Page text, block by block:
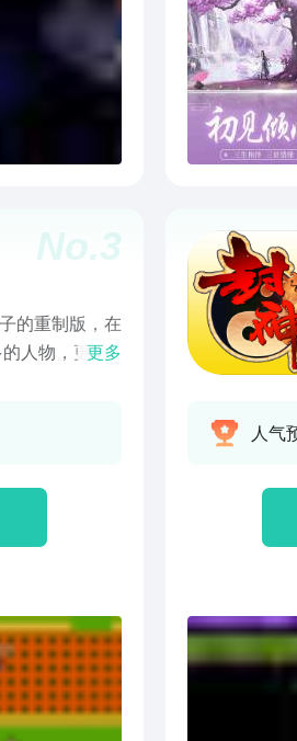
No.3
的重制版，在
人物，更丰
，无数boss等
更多
人气